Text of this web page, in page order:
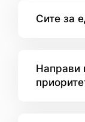
Сите за
Направи